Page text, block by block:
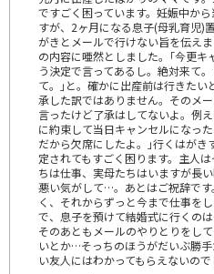
ですごく困っています。妊娠中か
すが、2ヶ月になる息子(母乳育児)
がきとメールで行けない旨を伝え
の内容に唖然としました。｢今更キ
う決定で言ってあるし。絶対来て
て。｣と。確かに出産前は行きた
承した訳ではありません。そのメ
言ったけど了承はしてないよ。例
に約束して当日キャンセルになっ
だから欠席にしたよ。｣行くはが
定されてもすごく困ります。主人
ちは仕事、実母たちはいますが長
悪い気がして…。あとはご祝辞で
く、それからずっと今まで仕事を
で、息子を預けて結婚式に行くの
そのあともメールのやりとりをし
いとか…そっちのほうがだいぶ勝
い友人にはわかってもらえないので